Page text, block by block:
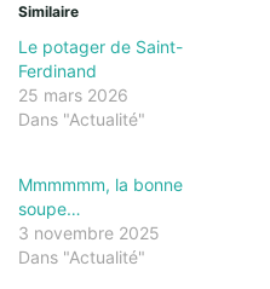
Similaire
Le potager de Saint-
Ferdinand
25 mars 2026
Dans "Actualité"
Mmmmmm, la bonne
soupe…
3 novembre 2025
Dans "Actualité"